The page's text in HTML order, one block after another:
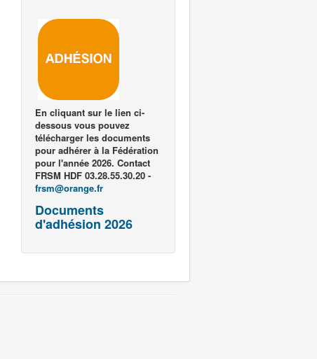
En cliquant sur le lien ci-
dessous vous pouvez
télécharger les documents
pour adhérer à la Fédération
pour l'année 2026. Contact
FRSM HDF 03.28.55.30.20 -
frsm@orange.fr
Documents
d'adhésion 2026